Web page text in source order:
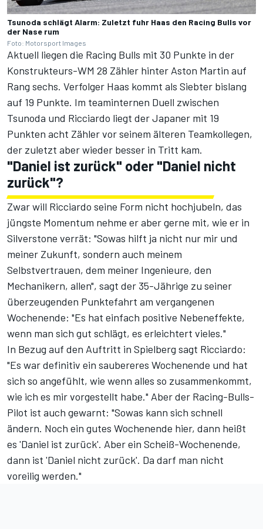
Tsunoda schlägt Alarm: Zuletzt fuhr Haas den Racing Bulls vor
der Nase rum
Foto: Motorsport Images
Aktuell liegen die Racing Bulls mit 30 Punkte in der
Konstrukteurs-WM 28 Zähler hinter Aston Martin auf
Rang sechs. Verfolger Haas kommt als Siebter bislang
auf 19 Punkte. Im teaminternen Duell zwischen
Tsunoda und Ricciardo liegt der Japaner mit 19
Punkten acht Zähler vor seinem älteren Teamkollegen,
der zuletzt aber wieder besser in Tritt kam.
"Daniel ist zurück" oder "Daniel nicht
zurück"?
Zwar will Ricciardo seine Form nicht hochjubeln, das
jüngste Momentum nehme er aber gerne mit, wie er in
Silverstone verrät: "Sowas hilft ja nicht nur mir und
meiner Zukunft, sondern auch meinem
Selbstvertrauen, dem meiner Ingenieure, den
Mechanikern, allen", sagt der 35-Jährige zu seiner
überzeugenden Punktefahrt am vergangenen
Wochenende: "Es hat einfach positive Nebeneffekte,
wenn man sich gut schlägt, es erleichtert vieles."
In Bezug auf den Auftritt in Spielberg sagt Ricciardo:
"Es war definitiv ein saubereres Wochenende und hat
sich so angefühlt, wie wenn alles so zusammenkommt,
wie ich es mir vorgestellt habe." Aber der Racing-Bulls-
Pilot ist auch gewarnt: "Sowas kann sich schnell
ändern. Noch ein gutes Wochenende hier, dann heißt
es 'Daniel ist zurück'. Aber ein Scheiß-Wochenende,
dann ist 'Daniel nicht zurück'. Da darf man nicht
voreilig werden."